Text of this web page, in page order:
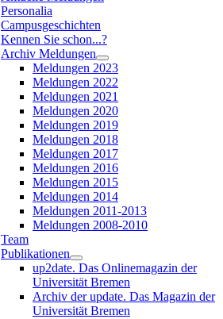
Personalia
Campusgeschichten
Kennen Sie schon...?
Archiv Meldungen
Meldungen 2023
Meldungen 2022
Meldungen 2021
Meldungen 2020
Meldungen 2019
Meldungen 2018
Meldungen 2017
Meldungen 2016
Meldungen 2015
Meldungen 2014
Meldungen 2011-2013
Meldungen 2008-2010
Team
Publikationen
up2date. Das Onlinemagazin der
Universität Bremen
Archiv der update. Das Magazin der
Universität Bremen